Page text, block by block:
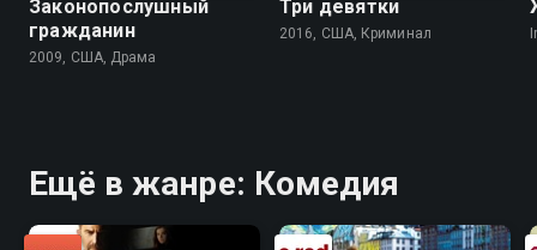
Законопослушный
гражданин
2009, США, Драма
Три девятки
2016, США, Криминал
Ещё в жанре: Комедия